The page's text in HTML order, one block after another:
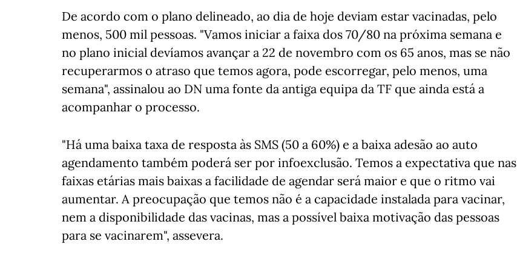
De acordo com o plano delineado, ao dia de hoje deviam estar vacinadas, pelo
menos, 500 mil pessoas. "Vamos iniciar a faixa dos 70/80 na próxima semana e
no plano inicial devíamos avançar a 22 de novembro com os 65 anos, mas se não
recuperarmos o atraso que temos agora, pode escorregar, pelo menos, uma
semana", assinalou ao DN uma fonte da antiga equipa da TF que ainda está a
acompanhar o processo.
"Há uma baixa taxa de resposta às SMS (50 a 60%) e a baixa adesão ao auto
agendamento também poderá ser por infoexclusão. Temos a expectativa que nas
faixas etárias mais baixas a facilidade de agendar será maior e que o ritmo vai
aumentar. A preocupação que temos não é a capacidade instalada para vacinar,
nem a disponibilidade das vacinas, mas a possível baixa motivação das pessoas
para se vacinarem", assevera.